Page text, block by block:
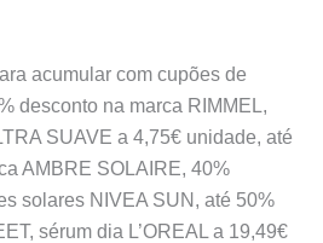
acumular com cupões de
desconto na marca RIMMEL,
SUAVE a 4,75€ unidade, até
AMBRE SOLAIRE, 40%
solares NIVEA SUN, até 50%
sérum dia L’OREAL a 19,49€